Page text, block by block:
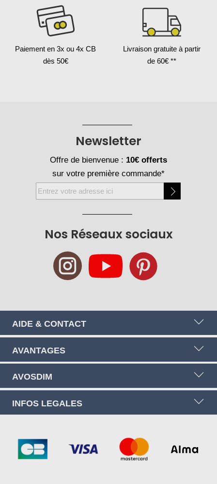
Paiement en 3x ou 4x CB
dès 50€
Livraison gratuite à partir
de 60€ **
Nos Réseaux sociaux
Newsletter
Offre de bienvenue : 10€ offerts
sur votre première commande*
Inscription
à
AIDE & CONTACT
AVANTAGES
AVOSDIM
INFOS LEGALES